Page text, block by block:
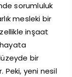
sorumluluk
mesleki bir
inşaat
bir
Peki, yeni nesil